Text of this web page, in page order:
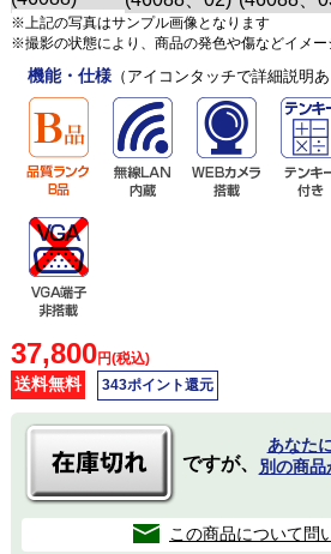
※上記の写真はサンプル画像となります
※撮影の状態により、商品の発色や傷などイメ
機能・仕様（アイコンタッチで詳細説明あ
37,800円(税込)
送料無料 343ポイント還元
ですが、
あなた
別の商品
この商品について問